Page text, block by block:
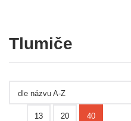
Tlumiče
dle názvu A-Z
13 20 40